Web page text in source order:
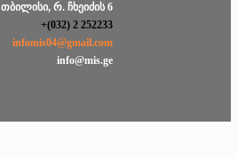
თბილისი, რ. ჩხეიძის 6
+(032) 2 252233
infomis04@gmail.com
info@mis.ge